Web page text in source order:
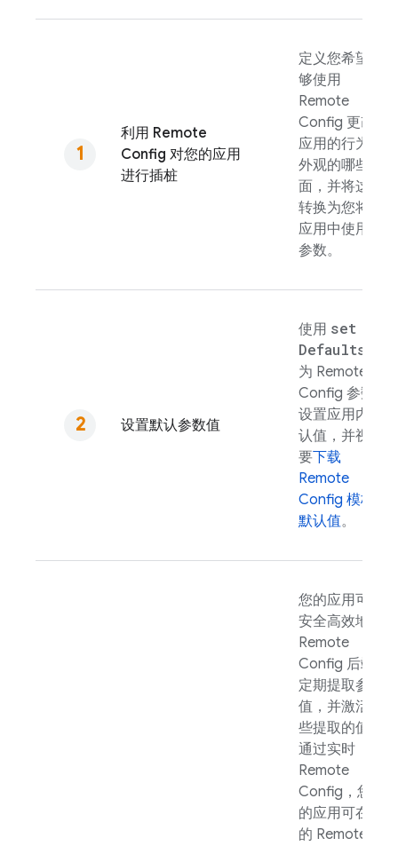
利用 Remote
Config 对您的应用
进行插桩
定义您希望能
够使用
Remote
Config 更改
应用的行为和
外观的哪些方
面，并将这些
转换为您将在
应用中使用的
参数。
设置默认参数值
使用 set
Defaults(
为 Remote
Config 参数
设置应用内默
认值，并视需
要下载
Remote
Config 模板
默认值。
您的应用可以
安全高效地从
Remote
Config 后端
定期提取参数
值，并激活这
些提取的值。
通过实时
Remote
Config ，您
的应用可在新
的 Remote